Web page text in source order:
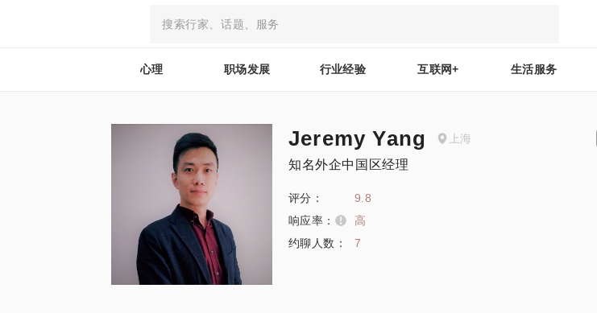
心理 职场发展 行业经验 互联网+ 生活服务
Jeremy Yang 上海
知名外企中国区经理
评分：
9.8
响应率：
高
约聊人数：
7